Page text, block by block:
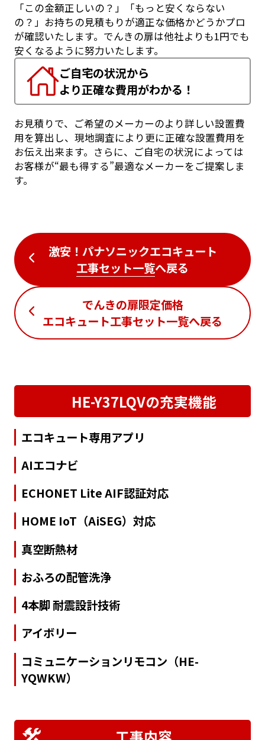
「この金額正しいの？」「もっと安くならない
の？」お持ちの見積もりが適正な価格かどうかプロ
が確認いたします。でんきの扉は他社よりも1円でも
安くなるように努力いたします。
ご自宅の状況から
より正確な費用がわかる！
お見積りで、ご希望のメーカーのより詳しい設置費
用を算出し、現地調査により更に正確な設置費用を
お伝え出来ます。さらに、ご自宅の状況によっては
お客様が“最も得する”最適なメーカーをご提案しま
す。
激安！パナソニックエコキュート
工事セット一覧へ戻る
でんきの扉限定価格
エコキュート工事セット一覧へ戻る
HE-Y37LQVの充実機能
エコキュート専用アプリ
AIエコナビ
ECHONET Lite AIF認証対応
HOME IoT（AiSEG）対応
真空断熱材
おふろの配管洗浄
4本脚 耐震設計技術
アイボリー
コミュニケーションリモコン（HE-
YQWKW）